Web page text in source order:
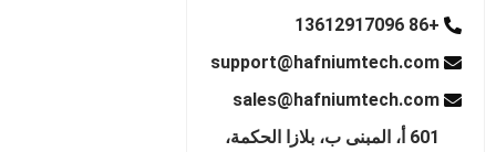
+86 13612917096
support@hafniumtech.com
sales@hafniumtech.com
601 أ، المبنى ب، بلازا الحكمة،